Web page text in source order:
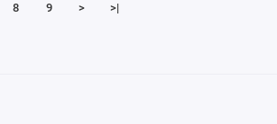
8 9 > >|